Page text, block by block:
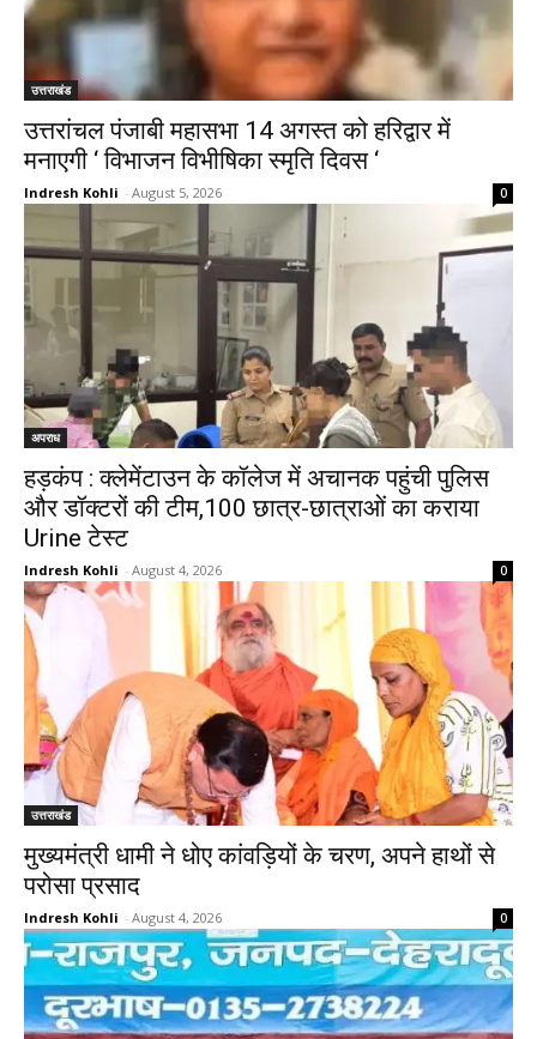
उत्तराखंड
उत्तरांचल पंजाबी महासभा 14 अगस्त को हरिद्वार में
मनाएगी ‘ विभाजन विभीषिका स्मृति दिवस ‘
Indresh Kohli - August 5, 2026 0
अपराध
हड़कंप : क्लेमेंटाउन के कॉलेज में अचानक पहुंची पुलिस
और डॉक्टरों की टीम,100 छात्र-छात्राओं का कराया
Urine टेस्ट
Indresh Kohli - August 4, 2026 0
उत्तराखंड
मुख्यमंत्री धामी ने धोए कांवड़ियों के चरण, अपने हाथों से
परोसा प्रसाद
Indresh Kohli - August 4, 2026 0